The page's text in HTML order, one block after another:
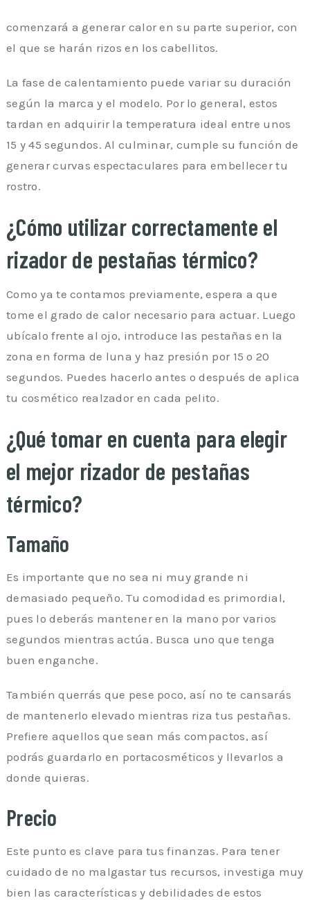
comenzará a generar calor en su parte superior, con
el que se harán rizos en los cabellitos.
La fase de calentamiento puede variar su duración
según la marca y el modelo. Por lo general, estos
tardan en adquirir la temperatura ideal entre unos
15 y 45 segundos. Al culminar, cumple su función de
generar curvas espectaculares para embellecer tu
rostro.
¿Cómo utilizar correctamente el
rizador de pestañas térmico?
Como ya te contamos previamente, espera a que
tome el grado de calor necesario para actuar. Luego
ubícalo frente al ojo, introduce las pestañas en la
zona en forma de luna y haz presión por 15 o 20
segundos. Puedes hacerlo antes o después de aplica
tu cosmético realzador en cada pelito.
¿Qué tomar en cuenta para elegir
el mejor rizador de pestañas
térmico?
Tamaño
Es importante que no sea ni muy grande ni
demasiado pequeño. Tu comodidad es primordial,
pues lo deberás mantener en la mano por varios
segundos mientras actúa. Busca uno que tenga
buen enganche.
También querrás que pese poco, así no te cansarás
de mantenerlo elevado mientras riza tus pestañas.
Prefiere aquellos que sean más compactos, así
podrás guardarlo en portacosméticos y llevarlos a
donde quieras.
Precio
Este punto es clave para tus finanzas. Para tener
cuidado de no malgastar tus recursos, investiga muy
bien las características y debilidades de estos